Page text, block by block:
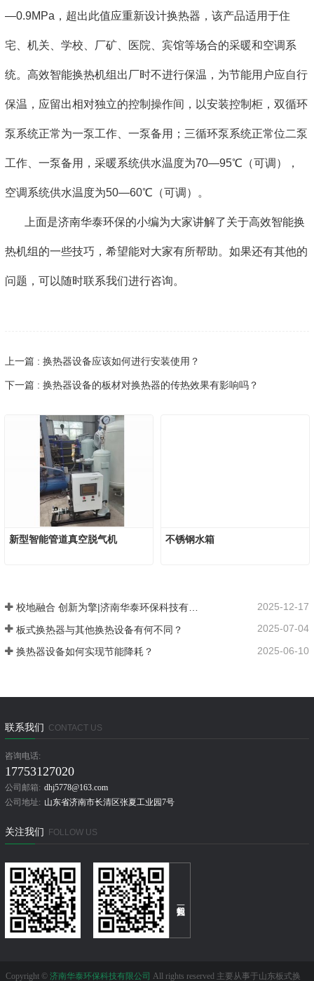
—0.9MPa，超出此值应重新设计换热器，该产品适用于住
宅、机关、学校、厂矿、医院、宾馆等场合的采暖和空调系
统。高效智能换热机组出厂时不进行保温，为节能用户应自行
保温，应留出相对独立的控制操作间，以安装控制柜，双循环
泵系统正常为一泵工作、一泵备用；三循环泵系统正常位二泵
工作、一泵备用，采暖系统供水温度为70—95℃（可调），
空调系统供水温度为50—60℃（可调）。
上面是济南华泰环保的小编为大家讲解了关于高效智能换
热机组的一些技巧，希望能对大家有所帮助。如果还有其他的
问题，可以随时联系我们进行咨询。
上一篇 : 换热器设备应该如何进行安装使用？
下一篇 : 换热器设备的板材对换热器的传热效果有影响吗？
新型智能管道真空脱气机 不锈钢水箱
校地融合 创新为擎|济南华泰环保科技有限公司：以产学研融合谱写在张夏的创新发展之路 2025-12-17
板式换热器与其他换热设备有何不同？ 2025-07-04
换热器设备如何实现节能降耗？ 2025-06-10
联系我们 CONTACT US
咨询电话:
17753127020
公司邮箱: dhj5778@163.com
公司地址: 山东省济南市长清区张夏工业园7号
关注我们 FOLLOW US
Copyright © 济南华泰环保科技有限公司 All rights reserved 主要从事于山东板式换